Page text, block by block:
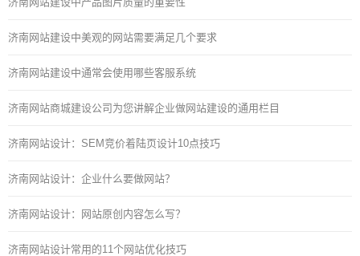
济南网站建设中美观的网站需要满足几个要求
济南网站建设中通常会使用哪些客服系统
济南网站商城建设公司为您讲解企业做网站建设的通用栏目
济南网站设计：SEM竞价着陆页设计10点技巧
济南网站设计：企业什么要做网站？
济南网站设计：网站原创内容怎么写？
济南网站设计常用的11个网站优化技巧